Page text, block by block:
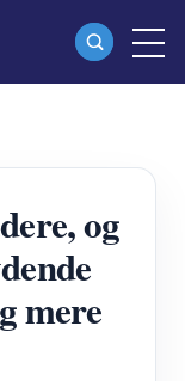
og
mere